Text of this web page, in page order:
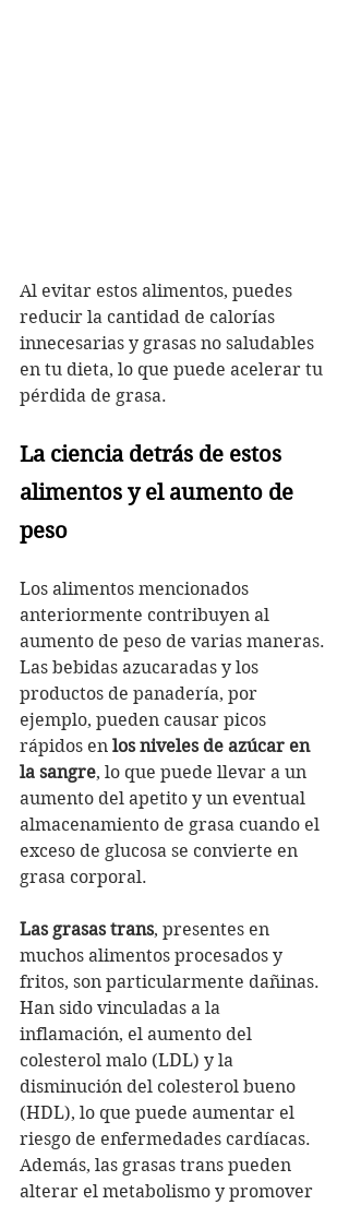
Al evitar estos alimentos, puedes
reducir la cantidad de calorías
innecesarias y grasas no saludables
en tu dieta, lo que puede acelerar tu
pérdida de grasa.
La ciencia detrás de estos
alimentos y el aumento de
peso
Los alimentos mencionados
anteriormente contribuyen al
aumento de peso de varias maneras.
Las bebidas azucaradas y los
productos de panadería, por
ejemplo, pueden causar picos
rápidos en los niveles de azúcar en
la sangre, lo que puede llevar a un
aumento del apetito y un eventual
almacenamiento de grasa cuando el
exceso de glucosa se convierte en
grasa corporal.
Las grasas trans, presentes en
muchos alimentos procesados y
fritos, son particularmente dañinas.
Han sido vinculadas a la
inflamación, el aumento del
colesterol malo (LDL) y la
disminución del colesterol bueno
(HDL), lo que puede aumentar el
riesgo de enfermedades cardíacas.
Además, las grasas trans pueden
alterar el metabolismo y promover